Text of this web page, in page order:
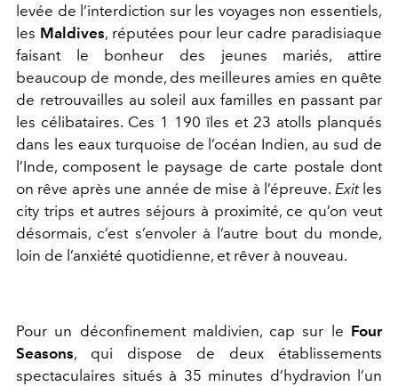
levée de l’interdiction sur les voyages non essentiels,
les Maldives, réputées pour leur cadre paradisiaque
faisant le bonheur des jeunes mariés, attire
beaucoup de monde, des meilleures amies en quête
de retrouvailles au soleil aux familles en passant par
les célibataires. Ces 1 190 îles et 23 atolls planqués
dans les eaux turquoise de l’océan Indien, au sud de
l’Inde, composent le paysage de carte postale dont
on rêve après une année de mise à l’épreuve. Exitles
city trips et autres séjours à proximité, ce qu’on veut
désormais, c’est s’envoler à l’autre bout du monde,
loin de l’anxiété quotidienne, et rêver à nouveau.
Pour un déconfinement maldivien, cap sur le Four
Seasons, qui dispose de deux établissements
spectaculaires situés à 35 minutes d’hydravion l’un